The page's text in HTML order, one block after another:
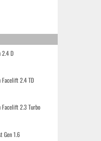
2.4 D
2.4 TD
2.3 Turbo
Gen 1.6